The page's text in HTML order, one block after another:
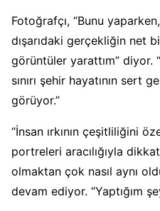
Fotoğrafçı, “Bunu
dışarıdaki gerçekliğin net
görüntüler yarattım” diyor.
sınırı şehir hayatının
görüyor.”
“İnsan ırkının çeşitliliğini
portreleri aracılığıyla
olmaktan çok nasıl aynı
devam ediyor. “Yaptığım